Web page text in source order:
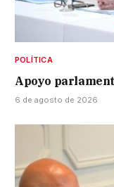
POLÍTICA
Apoyo
6 de agosto de 2026